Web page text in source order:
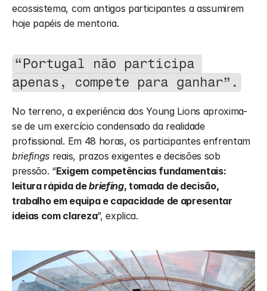
ecossistema, com antigos participantes a assumirem
hoje papéis de mentoria.
“Portugal não participa
apenas, compete para ganhar”.
No terreno, a experiência dos Young Lions aproxima-
se de um exercício condensado da realidade
briefings reais, prazos exigentes e decisões sob
pressão. “Exigem competências fundamentais:
leitura rápida de briefing, tomada de decisão,
trabalho em equipa e capacidade de apresentar
ideias com clareza”, explica.